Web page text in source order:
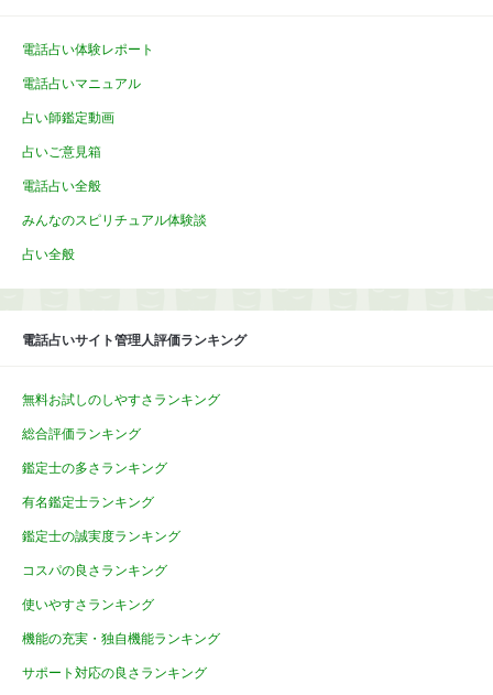
電話占い体験レポート
電話占いマニュアル
占い師鑑定動画
占いご意見箱
電話占い全般
みんなのスピリチュアル体験談
占い全般
電話占いサイト管理人評価ランキング
無料お試しのしやすさランキング
総合評価ランキング
鑑定士の多さランキング
有名鑑定士ランキング
鑑定士の誠実度ランキング
コスパの良さランキング
使いやすさランキング
機能の充実・独自機能ランキング
サポート対応の良さランキング